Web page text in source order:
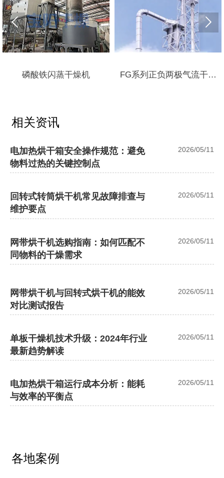
磷酸铁闪蒸干燥机
FG系列正负两极气流干燥
 
相关资讯
电加热烘干箱安全操作规范：避免
物料过热的关键控制点
2026/05/11
回转式转筒烘干机常见故障排查与
维护要点
2026/05/11
网带烘干机选购指南：如何匹配不
同物料的干燥需求
2026/05/11
网带烘干机与回转式烘干机的能效
对比测试报告
2026/05/11
单板干燥机技术升级：2024年行业
最新趋势解读
2026/05/11
电加热烘干箱运行成本分析：能耗
与效率的平衡点
2026/05/11
各地案例